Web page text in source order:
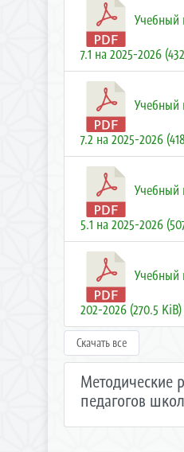
7.1 на 2025-2026
7.2 на 2025-2026
5.1 на 2025-2026
202-2026 (270.5 KiB)
Скачать все
Методические
педагогов